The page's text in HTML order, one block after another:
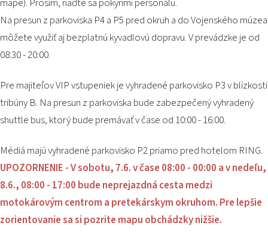
mape). Prosím, riaďte sa pokynmi personálu.
Na presun z parkoviska P4 a P5 pred okruh a do Vojenského múzea
môžete využiť aj bezplatnú kyvadlovú dopravu. V prevádzke je od
08:30 - 20:00.
Pre majiteľov VIP vstupeniek je vyhradené parkovisko P3 v blízkosti
tribúny B. Na presun z parkoviska bude zabezpečený vyhradený
shuttle bus, ktorý bude premávať v čase od 10:00 - 16:00.
Médiá majú vyhradené parkovisko P2 priamo pred hotelom RING.
UPOZORNENIE - V sobotu, 7.6. v čase 08:00 - 00:00 a v nedeľu,
8.6., 08:00 - 17:00 bude neprejazdná cesta medzi
motokárovým centrom a pretekárskym okruhom. Pre lepšie
zorientovanie sa si pozrite mapu obchádzky nižšie.